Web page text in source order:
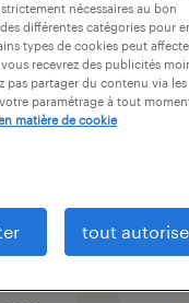
nécessaires au bon
différentes catégories pour
types de cookies peut
recevrez des publicités
pas partager du contenu via les
paramétrage à tout
matière de cookie
tout